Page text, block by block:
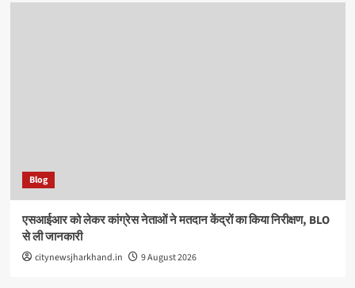
Blog
एसआईआर को लेकर कांग्रेस नेताओं ने मतदान केंद्रों का किया निरीक्षण, BLO
से ली जानकारी
citynewsjharkhand.in 9 August 2026